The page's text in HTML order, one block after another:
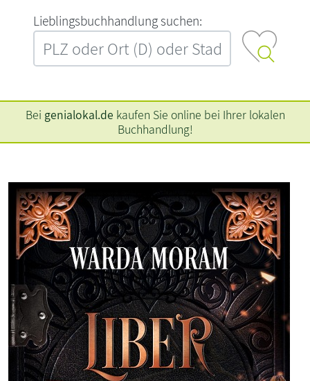
L‍i‍e‍b‍l‍i‍n‍g‍s‍b‍u‍c‍h‍h‍a‍n‍d‍l‍u‍n‍g‍ ‍s‍u‍c‍h‍e‍n‍:‍
Bei genialokal.de kaufen Sie online bei Ihrer lokalen
Buchhandlung!